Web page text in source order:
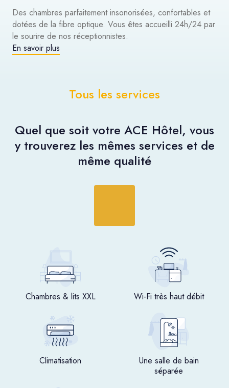
Des chambres parfaitement insonorisées, confortables et
dotées de la fibre optique. Vous êtes accueilli 24h/24 par
le sourire de nos réceptionnistes.
En savoir plus
Tous les services
Quel que soit votre ACE Hôtel, vous
y trouverez les mêmes services et de
même qualité
Chambres & lits XXL Wi-Fi très haut débit
Climatisation
Une salle de bain
séparée